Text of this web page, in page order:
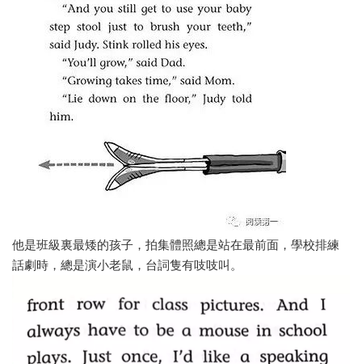
他是班級裏最矮的孩子，拍集體照總是站在最前面，學校排練
話劇時，總是演小老鼠，台詞隻有吱吱叫。